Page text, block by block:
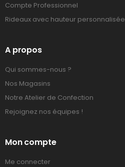
Compte Professionnel
Rideaux avec hauteur personnalisée
A propos
Qui sommes-nous ?
Nos Magasins
Notre Atelier de Confection
Rejoignez nos équipes !
Mon compte
Me connecter